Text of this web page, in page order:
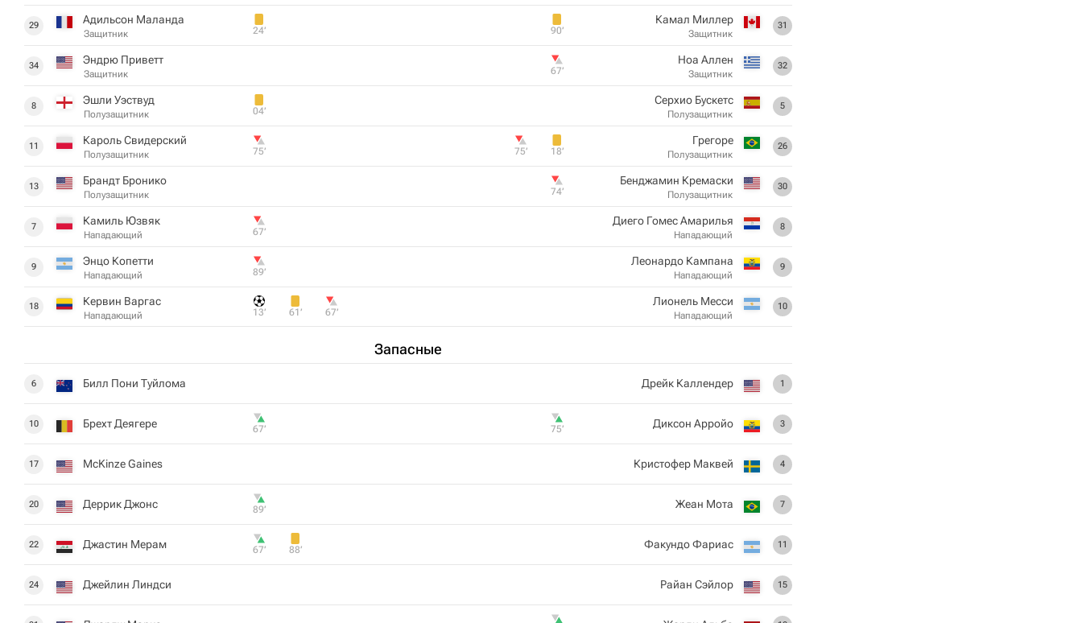
29 Адильсон Маланда
Защитник 24‎’‎
34 Эндрю Приветт
Защитник
8 Эшли Уэствуд
Полузащитник 04‎’‎
11 Кароль Свидерский
Полузащитник 75‎’‎
13 Брандт Бронико
Полузащитник
7 Камиль Юзвяк
Нападающий 67‎’‎
9 Энцо Копетти
Нападающий 89‎’‎
18 Кервин Варгас
Нападающий 13‎’‎ 61‎’‎ 67‎’‎
Запасные
6 Билл Пони Туйлома
10 Брехт Деягере 67‎’‎
17 McKinze Gaines
20 Деррик Джонс 89‎’‎
22 Джастин Мерам 67‎’‎ 88‎’‎
24 Джейлин Линдси
31
Камал Миллер
Защитник
90‎’‎
32
Ноа Аллен
Защитник
67‎’‎
5
Серхио Бускетс
Полузащитник
26
Грегоре
Полузащитник
18‎’‎
75‎’‎
30
Бенджамин Кремаски
Полузащитник
74‎’‎
8
Диего Гомес Амарилья
Нападающий
9
Леонардо Кампана
Нападающий
10
Лионель Месси
Нападающий
1
Дрейк Каллендер
3
Диксон Арройо
75‎’‎
4
Кристофер Маквей
7
Жеан Мота
11
Факундо Фариас
15
Райан Сэйлор